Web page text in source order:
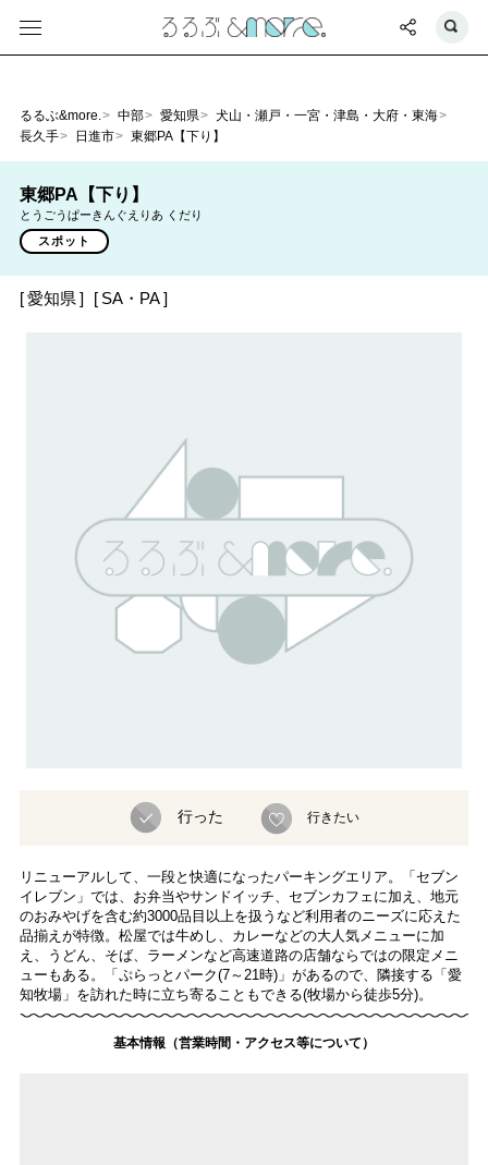
るるぶ&more. 中部 愛知県
犬山・瀬戸・一宮・津島・大府・東海
長久手
日進市 東郷PA【下り】
東郷PA【下り】
とうごうぱーきんぐえりあ くだり
スポット
愛知県 SA・PA
行った 行きたい
リニューアルして、一段と快適になったパーキングエリア。「セブン
イレブン」では、お弁当やサンドイッチ、セブンカフェに加え、地元
のおみやげを含む約3000品目以上を扱うなど利用者のニーズに応えた
品揃えが特徴。松屋では牛めし、カレーなどの大人気メニューに加
え、うどん、そば、ラーメンなど高速道路の店舗ならではの限定メニ
ューもある。「ぷらっとパーク(7～21時)」があるので、隣接する「愛
知牧場」を訪れた時に立ち寄ることもできる(牧場から徒歩5分)。
基本情報（営業時間・アクセス等について）